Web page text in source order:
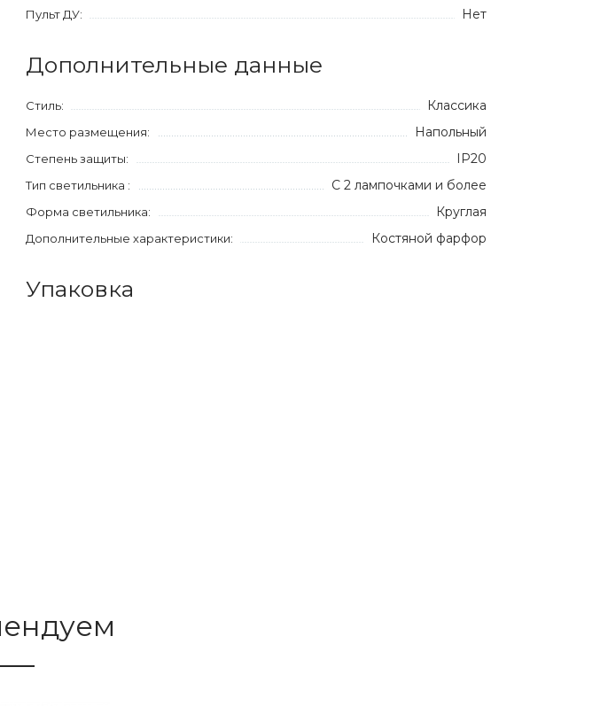
Пульт ДУ: Нет
Дополнительные данные
Стиль: Классика
Место размещения: Напольный
Степень защиты: IP20
Тип светильника : С 2 лампочками и более
Форма светильника: Круглая
Дополнительные характеристики: Костяной фарфор
Упаковка